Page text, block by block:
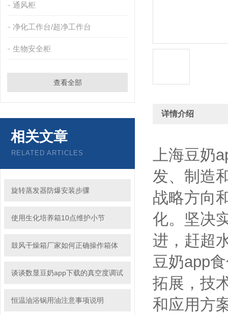
通风柜
净化工作台/超净工作台
生物安全柜
查看全部
相关文章
RELATED ARTICLES
旋转蒸发器防爆安装步骤
使用生化培养箱10点维护小节
鼓风干燥箱厂家如何正确操作箱体
谈谈数显豆奶app下载的真空度调试
恒温油浴锅用油注意事项说明
详情介绍
上海豆奶
发、制
战略方向和
化。坚
进，赶超
豆奶app
拓展，技
和应用方